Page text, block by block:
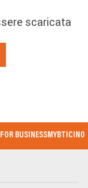
scaricata
BUSINESSMYBTICINO